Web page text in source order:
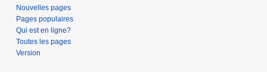
Nouvelles pages
Pages populaires
Qui est en ligne?
Toutes les pages
Version